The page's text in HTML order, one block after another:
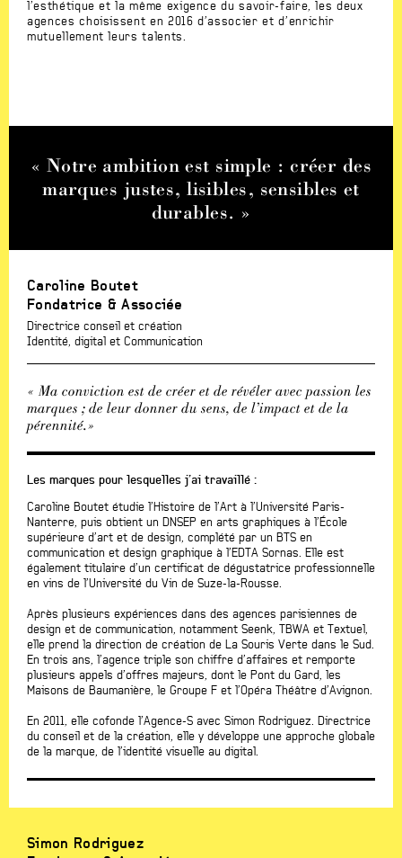
l’esthétique et la même exigence du savoir-faire, les deux
agences choisissent en 2016 d’associer et d’enrichir
mutuellement leurs talents.
« Notre ambition est simple : créer des
marques justes, lisibles, sensibles et
durables. »
Caroline Boutet
Fondatrice & Associée
Directrice conseil et création
Identité, digital et Communication
« Ma conviction est de créer et de révéler avec passion les
marques ; de leur donner du sens, de l’impact et de la
pérennité.»
Les marques pour lesquelles j’ai travaillé :
Caroline Boutet étudie l’Histoire de l’Art à l’Université Paris-
Nanterre, puis obtient un DNSEP en arts graphiques à l’École
supérieure d’art et de design, complété par un BTS en
communication et design graphique à l’EDTA Sornas. Elle est
également titulaire d’un certificat de dégustatrice professionnelle
en vins de l’Université du Vin de Suze-la-Rousse.
Après plusieurs expériences dans des agences parisiennes de
design et de communication, notamment Seenk, TBWA et Textuel,
elle prend la direction de création de La Souris Verte dans le Sud.
En trois ans, l’agence triple son chiffre d’affaires et remporte
plusieurs appels d’offres majeurs, dont le Pont du Gard, les
Maisons de Baumanière, le Groupe F et l’Opéra Théâtre d’Avignon.
En 2011, elle cofonde l’Agence-S avec Simon Rodriguez. Directrice
du conseil et de la création, elle y développe une approche globale
de la marque, de l’identité visuelle au digital.
Simon Rodriguez